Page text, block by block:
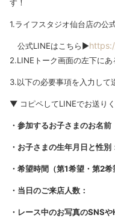
す！
1.ライフスタジオ仙台店の公
公式LINEはこちら▶︎
2.LINEトーク画面の左下に
3.以下の必要事項を入力して
▼ コピペしてLINEでお送り
・参加するお子さまのお名前
・お子さまの生年月日と性別
・希望時間（第1希望・第2希
・当日のご来店人数：
・レース中のお写真のSNS